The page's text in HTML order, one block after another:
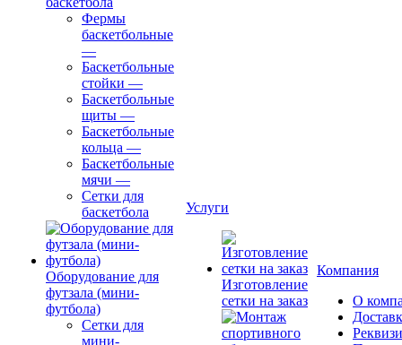
Фермы
баскетбольные
—
Баскетбольные
стойки —
Баскетбольные
щиты —
Баскетбольные
кольца —
Баскетбольные
мячи —
Сетки для
баскетбола
Оборудование для
футзала (мини-
футбола)
Сетки для
мини-
Услуги
Изготовление
сетки на заказ
Компания
О